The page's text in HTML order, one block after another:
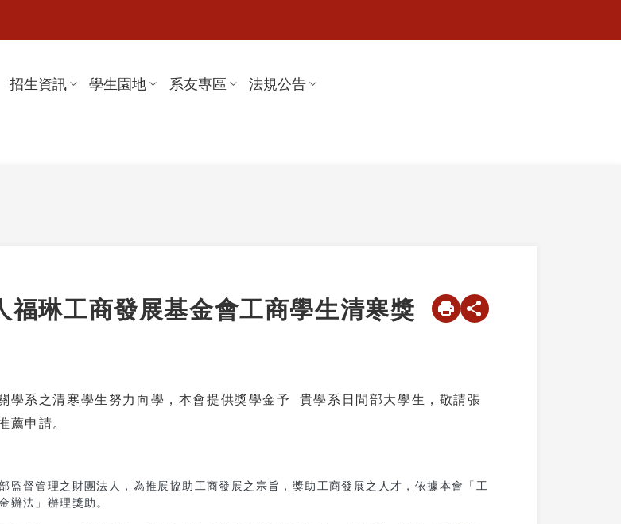
招生資訊 學生園地 系友專區 法規公告
福琳工商發展基金會工商學生清寒獎
學系之清寒學生努力向學，本會提供獎學金予 貴學系日間部大學生，敬請張
薦申請。
監督管理之財團法人，為推展協助工商發展之宗旨，獎助工商發展之人才，依據本會「工
辦法」辦理獎助。